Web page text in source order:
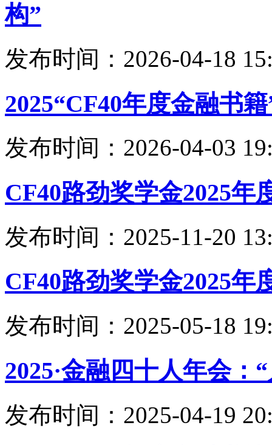
构”
发布时间：2026-04-18
2025“CF40年度金融书
发布时间：2026-04-03
CF40路劲奖学金2025年
发布时间：2025-11-20
CF40路劲奖学金2025年
发布时间：2025-05-18
2025·金融四十人年会
发布时间：2025-04-19